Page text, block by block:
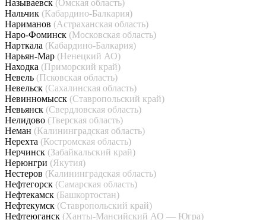
Называевск (Омская область)
Нальчик (Кабардино-Балкария)
Нариманов (Астраханская область)
Наро-Фоминск (Московская область)
Нарткала (Кабардино-Балкария)
Нарьян-Мар (Ненецкий АО)
Находка (Приморский край)
Невель (Псковская область)
Невельск (Сахалинская область)
Невинномысск (Ставропольский край)
Невьянск (Свердловская область)
Нелидово (Тверская область)
Неман (Калининградская область)
Нерехта (Костромская область)
Нерчинск (Забайкальский край)
Нерюнгри (Якутия)
Нестеров (Калининградская область)
Нефтегорск (Самарская область)
Нефтекамск (Башкортостан)
Нефтекумск (Ставропольский край)
Нефтеюганск (Ханты-Мансийский АО — Югра)